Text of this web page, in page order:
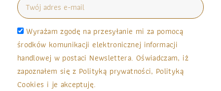
Wyrażam zgodę na przesyłanie mi za pomocą
środków komunikacji elektronicznej informacji
handlowej w postaci Newslettera. Oświadczam, iż
zapoznałem się z Polityką prywatności, Polityką
Cookies i je akceptuję.